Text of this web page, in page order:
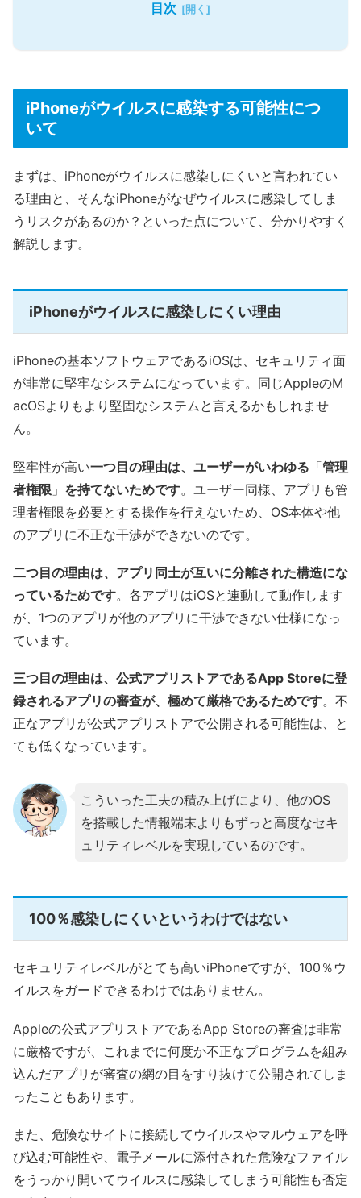
目次
iPhoneがウイルスに感染する可能性につ
いて
まずは、iPhoneがウイルスに感染しにくいと言われてい
る理由と、そんなiPhoneがなぜウイルスに感染してしま
うリスクがあるのか？といった点について、分かりやすく
解説します。
iPhoneがウイルスに感染しにくい理由
iPhoneの基本ソフトウェアであるiOSは、セキュリティ面
が非常に堅牢なシステムになっています。同じAppleのM
acOSよりもより堅固なシステムと言えるかもしれませ
ん。
堅牢性が高い一つ目の理由は、ユーザーがいわゆる 「管理
者権限 」 を持てないためです。ユーザー同様、アプリも管
理者権限を必要とする操作を行えないため、OS本体や他
のアプリに不正な干渉ができないのです。
二つ目の理由は、アプリ同士が互いに分離された構造にな
っているためです。各アプリはiOSと連動して動作します
が、1つのアプリが他のアプリに干渉できない仕様になっ
ています。
三つ目の理由は、公式アプリストアであるApp Storeに登
録されるアプリの審査が、極めて厳格であるためです。不
正なアプリが公式アプリストアで公開される可能性は、と
ても低くなっています。
こういった工夫の積み上げにより、他のOS
を搭載した情報端末よりもずっと高度なセキ
ュリティレベルを実現しているのです。
100％感染しにくいというわけではない
セキュリティレベルがとても高いiPhoneですが、100％ウ
イルスをガードできるわけではありません。
Appleの公式アプリストアであるApp Storeの審査は非常
に厳格ですが、これまでに何度か不正なプログラムを組み
込んだアプリが審査の網の目をすり抜けて公開されてしま
ったこともあります。
また、危険なサイトに接続してウイルスやマルウェアを呼
び込む可能性や、電子メールに添付された危険なファイル
をうっかり開いてウイルスに感染してしまう可能性も否定